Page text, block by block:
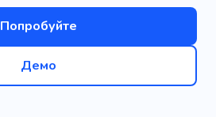
Попробуйте
Демо